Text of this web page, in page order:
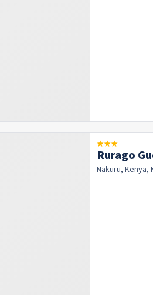
Rurago
Nakuru, Kenya,